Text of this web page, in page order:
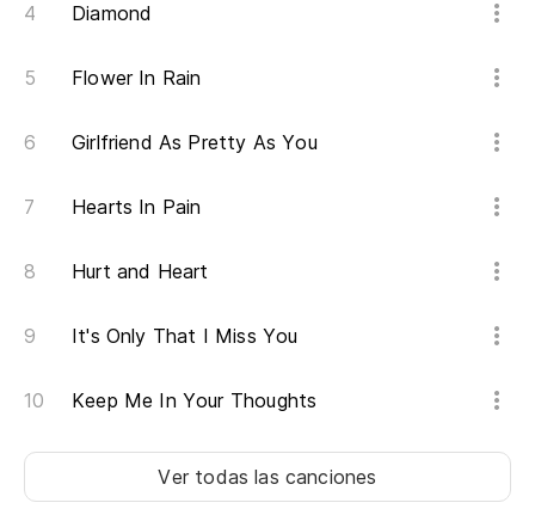
Diamond
Flower In Rain
Girlfriend As Pretty As You
Hearts In Pain
Hurt and Heart
It's Only That I Miss You
Keep Me In Your Thoughts
Ver todas las canciones